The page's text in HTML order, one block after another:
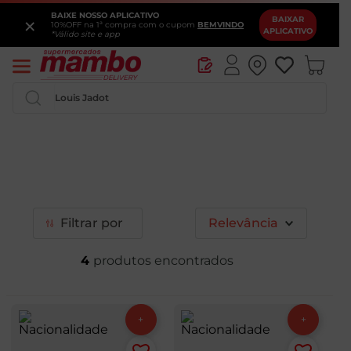
BAIXE NOSSO APLICATIVO
10%OFF na 1ª compra com o cupom BEMVINDO
*Válido site e app
BAIXAR
APLICATIVO
×
Pesquise por produtos ou marcas...
Filtrar Relevância
4